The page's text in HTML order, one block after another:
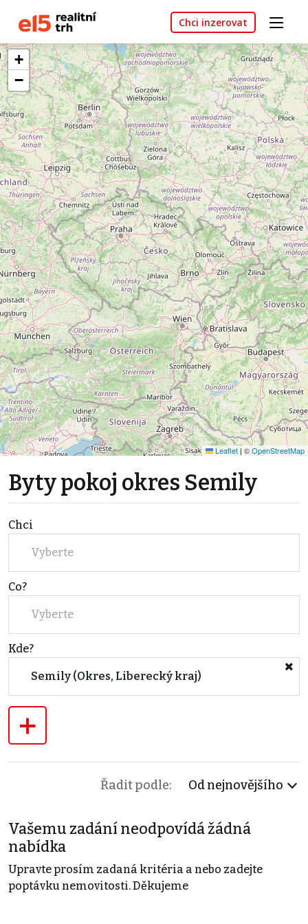
Chci inzerovat
+
−
Leaflet | ©OpenStreetMap
Byty pokoj okres Semily
Chci
Vyberte
Co?
Vyberte
Kde?
Semily (Okres, Liberecký kraj)
+
Řadit podle: Od nejnovějšího
Vašemu zadání neodpovídá žádná
nabídka
Upravte prosím zadaná kritéria a nebo zadejte
poptávku nemovitosti. Děkujeme